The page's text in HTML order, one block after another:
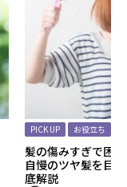
PICK UP お役立ち
髪の傷みすぎで困
自慢のツヤ髪を目
底解説